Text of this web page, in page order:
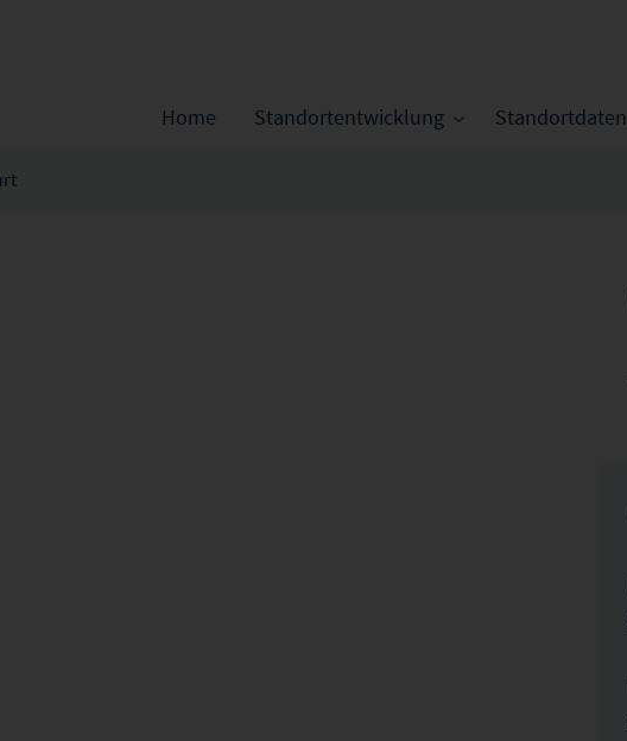
Home Standortentwicklung Standortdaten